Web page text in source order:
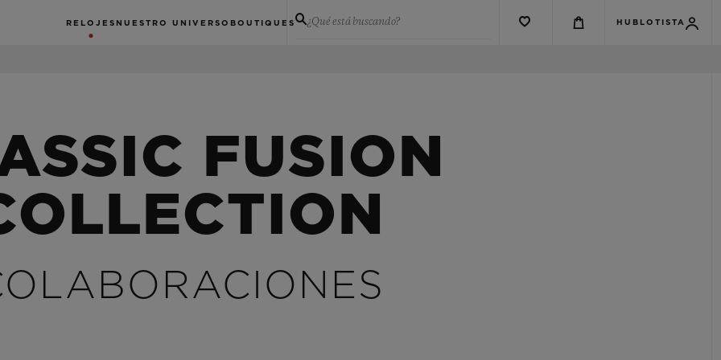
RELOJES NUESTRO UNIVERSO BOUTIQUES ¿Qué está buscando? HUBLOTISTA
FUSION